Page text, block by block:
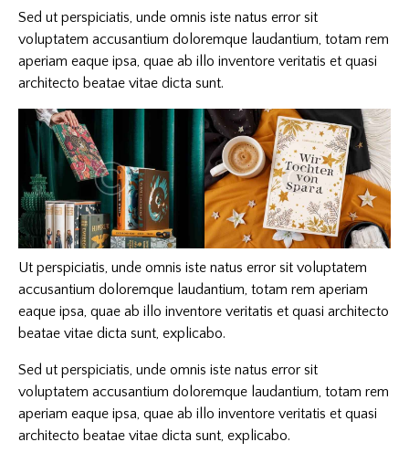
Sed ut perspiciatis, unde omnis iste natus error sit
voluptatem accusantium doloremque laudantium, totam rem
aperiam eaque ipsa, quae ab illo inventore veritatis et quasi
architecto beatae vitae dicta sunt.
Ut perspiciatis, unde omnis iste natus error sit voluptatem
accusantium doloremque laudantium, totam rem aperiam
eaque ipsa, quae ab illo inventore veritatis et quasi architecto
beatae vitae dicta sunt, explicabo.
Sed ut perspiciatis, unde omnis iste natus error sit
voluptatem accusantium doloremque laudantium, totam rem
aperiam eaque ipsa, quae ab illo inventore veritatis et quasi
architecto beatae vitae dicta sunt, explicabo.